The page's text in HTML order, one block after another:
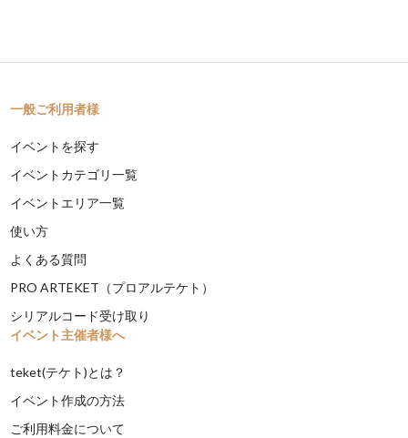
一般ご利用者様
イベントを探す
イベントカテゴリ一覧
イベントエリア一覧
使い方
よくある質問
PRO ARTEKET（プロアルテケト）
シリアルコード受け取り
イベント主催者様へ
teket(テケト)とは？
イベント作成の方法
ご利用料金について